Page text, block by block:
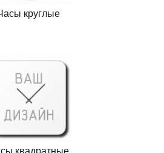
круглые
квадратные